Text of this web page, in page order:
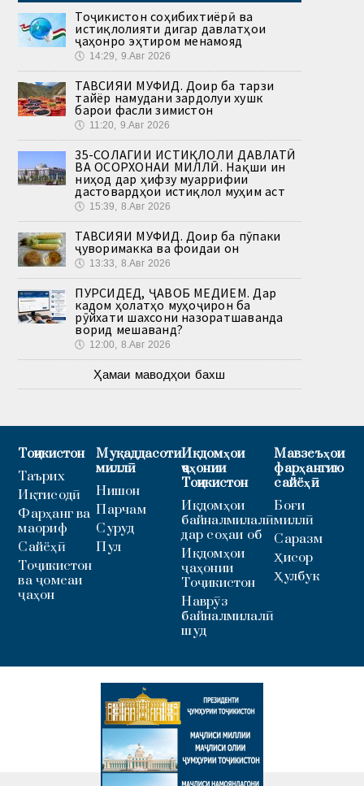
Тоҷикистон соҳибихтиёрӣ ва
истиқлолияти дигар давлатҳои
ҷаҳонро эҳтиром менамояд
🕔 14:29, 9.Авг 2026
ТАВСИЯИ МУФИД. Доир ба тарзи
тайёр намудани зардолуи хушк
барои фасли зимистон
🕔 11:20, 9.Авг 2026
35-СОЛАГИИ ИСТИҚЛОЛИ ДАВЛАТӢ
ВА ОСОРХОНАИ МИЛЛӢ. Нақши ин
ниҳод дар ҳифзу муаррифии
дастовардҳои истиқлол муҳим аст
🕔 15:39, 8.Авг 2026
ТАВСИЯИ МУФИД. Доир ба пӯпаки
ҷуворимакка ва фоидаи он
🕔 13:33, 8.Авг 2026
ПУРСИДЕД, ҶАВОБ МЕДИҲЕМ. Дар
кадом ҳолатҳо муҳоҷирон ба
рӯйхати шахсони назоратшаванда
ворид мешаванд?
🕔 12:00, 8.Авг 2026
Ҳамаи маводҳои бахш
Тоҷикистон
Таърих
Иқтисодӣ
Фарҳанг ва
маориф
Сайёҳӣ
Тоҷикистон
ва ҷомеаи
ҷаҳон
Муқаддасоти
миллӣ
Нишон
Парчам
Суруд
Пул
Иқдомҳои
ҷаҳонии
Тоҷикистон
Иқдомҳои
байналмилалӣ
дар соҳаи об
Иқдомҳои
ҷаҳонии
Тоҷикистон
Наврӯз
байналмилалӣ
шуд
Мавзеъҳои
фарҳангию
сайёҳӣ
Боғи
миллӣ
Саразм
Ҳисор
Ҳулбук